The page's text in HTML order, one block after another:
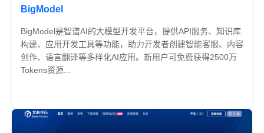
BigModel
BigModel是智谱AI的大模型开发平台，提供API服务、知识库
构建、应用开发工具等功能，助力开发者创建智能客服、内容
创作、语言翻译等多样化AI应用。新用户可免费获得2500万
Tokens资源...